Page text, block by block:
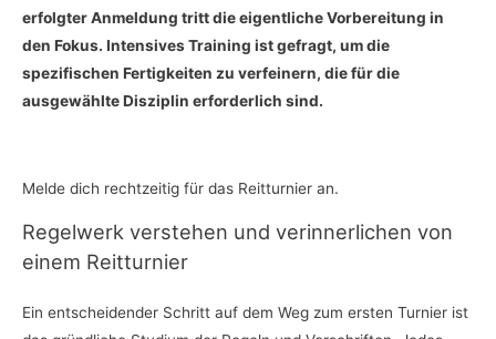
erfolgter Anmeldung tritt die eigentliche Vorbereitung in
den Fokus. Intensives Training ist gefragt, um die
spezifischen Fertigkeiten zu verfeinern, die für die
ausgewählte Disziplin erforderlich sind.
Melde dich rechtzeitig für das Reitturnier an.
Regelwerk verstehen und verinnerlichen von
einem Reitturnier
Ein entscheidender Schritt auf dem Weg zum ersten Turnier ist